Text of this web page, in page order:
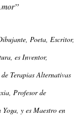
Poeta, Escritor,
es Inventor,
Terapias Alternativas
Profesor de
y es Maestro en